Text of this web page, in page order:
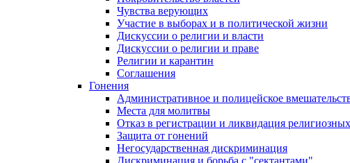
Чувства верующих
Участие в выборах и в политической жизни
Дискуссии о религии и власти
Дискуссии о религии и праве
Религии и карантин
Соглашения
Гонения
Административное и полицейское
Места для молитвы
Отказ в регистрации и ликвидация
Защита от гонений
Негосударственная дискриминация